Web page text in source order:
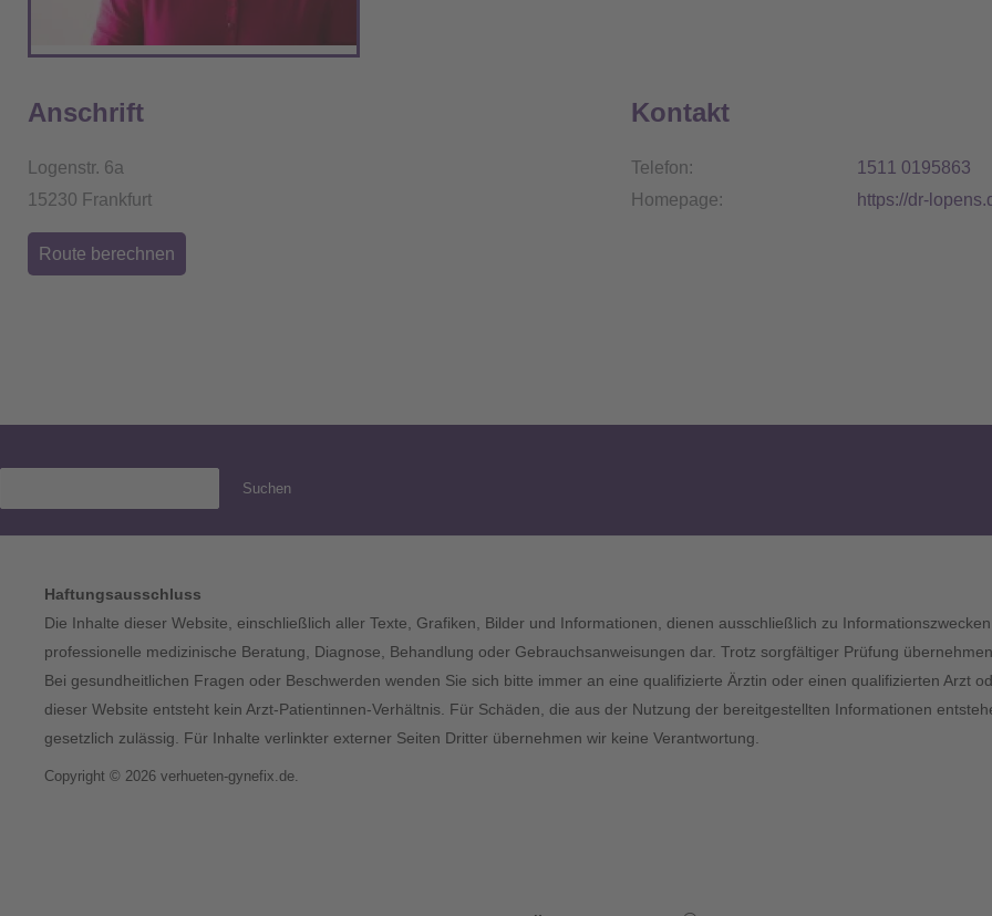
Anschrift
Logenstr. 6a
15230 Frankfurt
Route berechnen
Kontakt
Telefon:
1511 0195863
Homepage:
https://dr-
Suchen
Haftungsausschluss
Die Inhalte dieser Website, einschließlich aller Texte, Grafiken, Bilder und Informationen, dienen ausschließlich zu
professionelle medizinische Beratung, Diagnose, Behandlung oder Gebrauchsanweisungen dar. Trotz sorgfältiger Prüfung
Bei gesundheitlichen Fragen oder Beschwerden wenden Sie sich bitte immer an eine qualifizierte Ärztin oder einen qualifizierten Arzt
dieser Website entsteht kein Arzt-Patientinnen-Verhältnis. Für Schäden, die aus der Nutzung der bereitgestellten Informationen
gesetzlich zulässig. Für Inhalte verlinkter externer Seiten Dritter übernehmen wir keine Verantwortung.
Copyright © 2026 verhueten-gynefix.de.